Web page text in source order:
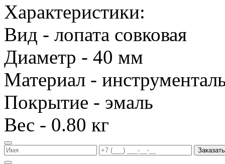
Характеристики:
Вид - лопата совковая
Диаметр - 40 мм
Материал -
Покрытие - эмаль
Вес - 0.80 кг
Заказать